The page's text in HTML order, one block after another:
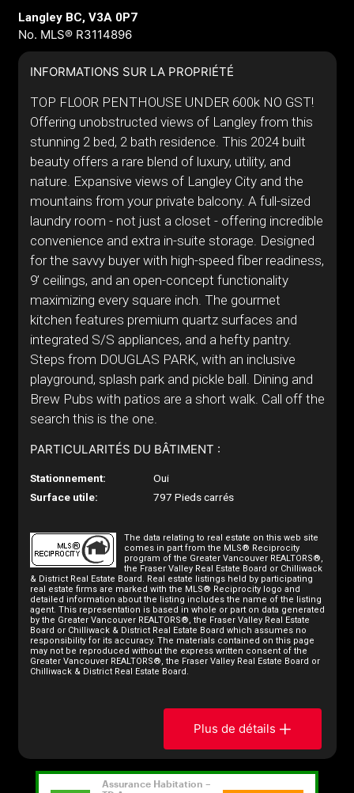
Langley BC, V3A 0P7
No. MLS® R3114896
INFORMATIONS SUR LA PROPRIÉTÉ
TOP FLOOR PENTHOUSE UNDER 600k NO GST!
Offering unobstructed views of Langley from this
stunning 2 bed, 2 bath residence. This 2024 built
beauty offers a rare blend of luxury, utility, and
nature. Expansive views of Langley City and the
mountains from your private balcony. A full-sized
laundry room - not just a closet - offering incredible
convenience and extra in-suite storage. Designed
for the savvy buyer with high-speed fiber readiness,
9’ ceilings, and an open-concept functionality
maximizing every square inch. The gourmet
kitchen features premium quartz surfaces and
integrated S/S appliances, and a hefty pantry.
Steps from DOUGLAS PARK, with an inclusive
playground, splash park and pickle ball. Dining and
Brew Pubs with patios are a short walk. Call off the
search this is the one.
PARTICULARITÉS DU BÂTIMENT :
Stationnement:
Oui
Surface utile:
797 Pieds carrés
The data relating to real estate on this web site
comes in part from the MLS® Reciprocity
program of the Greater Vancouver REALTORS®,
the Fraser Valley Real Estate Board or Chilliwack
& District Real Estate Board. Real estate listings held by participating
real estate firms are marked with the MLS® Reciprocity logo and
detailed information about the listing includes the name of the listing
agent. This representation is based in whole or part on data generated
by the Greater Vancouver REALTORS®, the Fraser Valley Real Estate
Board or Chilliwack & District Real Estate Board which assumes no
responsibility for its accuracy. The materials contained on this page
may not be reproduced without the express written consent of the
Greater Vancouver REALTORS®, the Fraser Valley Real Estate Board or
Chilliwack & District Real Estate Board.
Plus de détails